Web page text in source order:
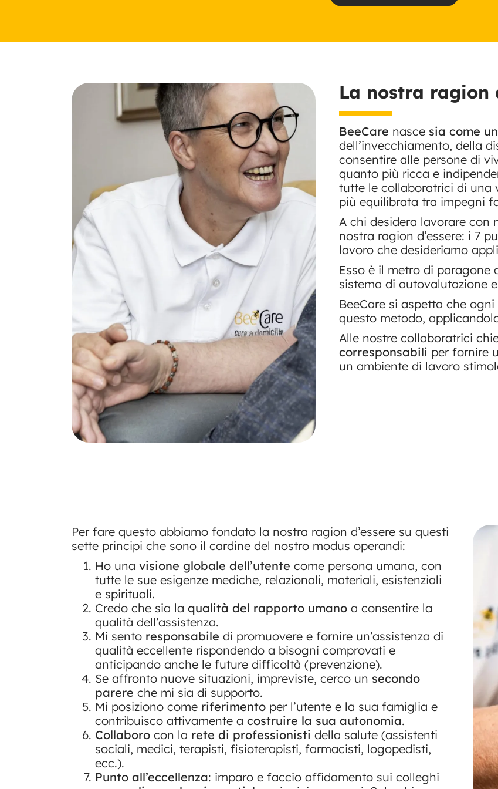
La nostra ragion
BeeCare nasce sia come
dell’invecchiamento, della
consentire alle persone di
quanto più ricca e
tutte le collaboratrici di una
più equilibrata tra impegni
A chi desidera lavorare con
nostra ragion d’essere: i 7
lavoro che desideriamo
Esso è il metro di
sistema di autovalutazione
BeeCare si aspetta che
questo metodo,
Alle nostre collaboratrici
corresponsabili per fornire
un ambiente di lavoro
Per fare questo abbiamo fondato la nostra ragion d’essere su questi
sette principi che sono il cardine del nostro modus operandi:
Ho una visione globale dell’utente come persona umana, con
tutte le sue esigenze mediche, relazionali, materiali, esistenziali
e spirituali.
Credo che sia la qualità del rapporto umano a consentire la
qualità dell’assistenza.
Mi sento responsabile di promuovere e fornire un’assistenza di
qualità eccellente rispondendo a bisogni comprovati e
anticipando anche le future difficoltà (prevenzione).
Se affronto nuove situazioni, impreviste, cerco un secondo
parere che mi sia di supporto.
Mi posiziono come riferimento per l’utente e la sua famiglia e
contribuisco attivamente a costruire la sua autonomia.
Collaboro con la rete di professionisti della salute (assistenti
sociali, medici, terapisti, fisioterapisti, farmacisti, logopedisti,
ecc.).
Punto all’eccellenza: imparo e faccio affidamento sui colleghi